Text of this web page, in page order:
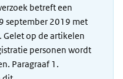
betreft een
september 2019 met
op de artikelen
personen wordt
Paragraaf 1.